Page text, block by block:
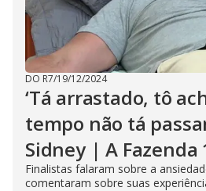
DO R7/19/12/2024
‘Tá arrastado, tô
tempo não tá
Sidney | A Fazenda
Finalistas falaram sobre a
comentaram sobre suas